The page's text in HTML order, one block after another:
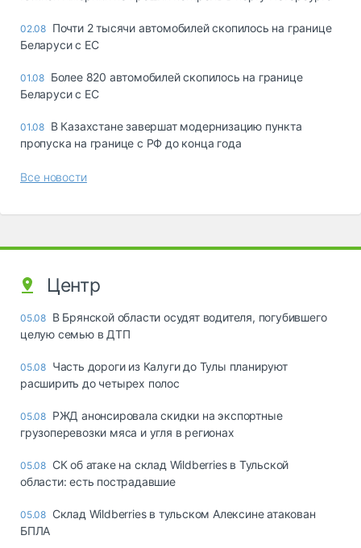
02.08 Почти 2 тысячи автомобилей скопилось на границе
Беларуси с ЕС
01.08 Более 820 автомобилей скопилось на границе
Беларуси с ЕС
01.08 В Казахстане завершат модернизацию пункта
пропуска на границе с РФ до конца года
Все новости
Центр
05.08 В Брянской области осудят водителя, погубившего
целую семью в ДТП
05.08 Часть дороги из Калуги до Тулы планируют
расширить до четырех полос
05.08 РЖД анонсировала скидки на экспортные
грузоперевозки мяса и угля в регионах
05.08 СК об атаке на склад Wildberries в Тульской
области: есть пострадавшие
05.08 Склад Wildberries в тульском Алексине атакован
БПЛА